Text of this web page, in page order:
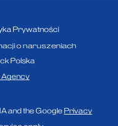
Polska
Prywatności
o naruszeniach
and the Google Privacy